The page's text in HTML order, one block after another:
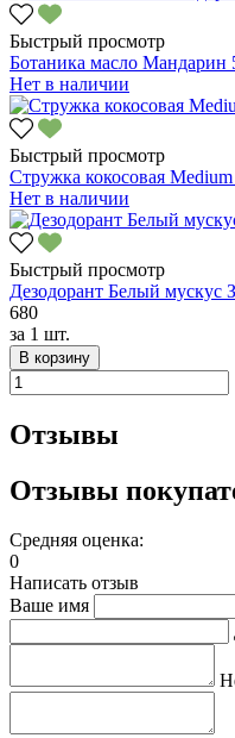
Быстрый просмотр
Ботаника масло Мандарин
Нет в наличии
Быстрый просмотр
Стружка кокосовая
Нет в наличии
Быстрый просмотр
Дезодорант Белый мускус
680
за 1 шт.
В корзину
Отзывы
Отзывы
Средняя оценка:
0
Написать отзыв
Ваше имя